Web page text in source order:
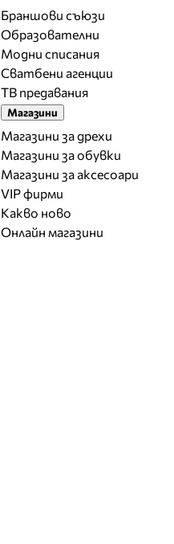
Браншови съюзи
Образователни
Модни списания
Сватбени агенции
ТВ предавания
Магазини
Магазини за дрехи
Магазини за обувки
Магазини за aксесоари
VIP фирми
Какво ново
Онлайн магазини